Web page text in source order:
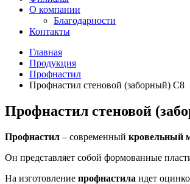
О компании
Благодарности
Контакты
Главная
Продукция
Профнастил
Профнастил стеновой (заборный) С8
Профнастил стеновой
Профнастил – современный кровельный
Он представляет собой формованные
На изготовление профнастила идет